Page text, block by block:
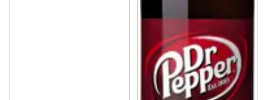
• Fri från de 14 lagstadgade livsmedelsallergenerna